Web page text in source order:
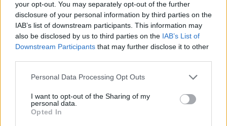
your opt-out. You may separately opt-out of the further
disclosure of your personal information by third parties on the
IAB’s list of downstream participants. This information may
also be disclosed by us to third parties on the IAB’s List of
Downstream Participants that may further disclose it to other
Personal Data Processing Opt Outs
I want to opt-out of the Sharing of my
personal data.
Opted In